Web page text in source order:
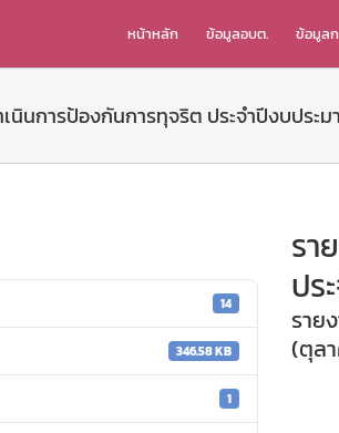
หน้าหลัก ข้อมูลอบต. ข้อมูล
นินการป้องกันการทุจริต ประจำปีงบประ
14
346.58 KB
1
รา
ปร
ราย
(ตุล